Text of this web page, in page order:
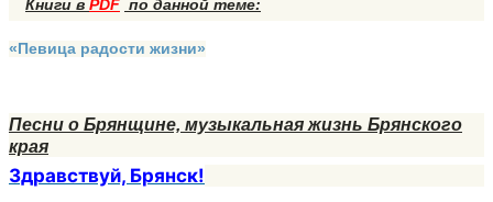
Книги в PDF по данной теме:
«Певица радости жизни»
Песни о Брянщине, музыкальная жизнь Брянского
края
Здравствуй, Брянск!